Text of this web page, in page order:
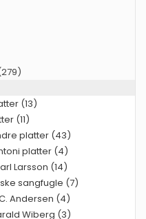
(13)
(11)
platter (43)
platter (4)
Larsson (14)
sangfugle (7)
Andersen (4)
Wiberg (3)